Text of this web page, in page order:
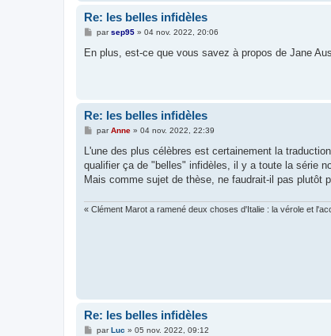
Re: les belles infidèles
M
s
parsep95» 04 nov. 2022, 20:06
En plus, est-ce que vous savez à propos de Jane
Re: les belles infidèles
M
s
a
g
parAnne» 04 nov. 2022, 22:39
L'une des plus célèbres est certainement la
qualifier ça de "belles" infidèles, il y a toute la série
Mais comme sujet de thèse, ne faudrait-il pas plutôt
« Clément Marot a ramené deux choses d'Italie : la vérole et
Re: les belles infidèles
MparLuc » 05 nov. 2022, 09:12